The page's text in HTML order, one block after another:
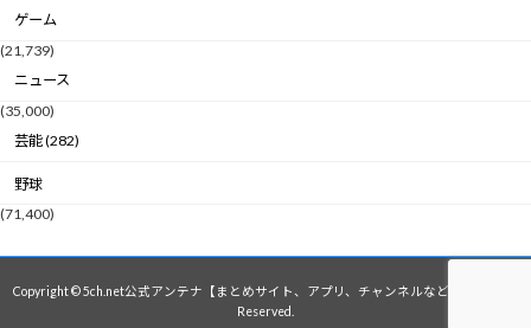
ゲーム
(21,739)
ニュース
(35,000)
芸能 (282)
野球
(71,400)
Copyright © 5ch.net公式アンテナ【まとめサイト、アプリ、チャンネルなど】 All Rights
Reserved.